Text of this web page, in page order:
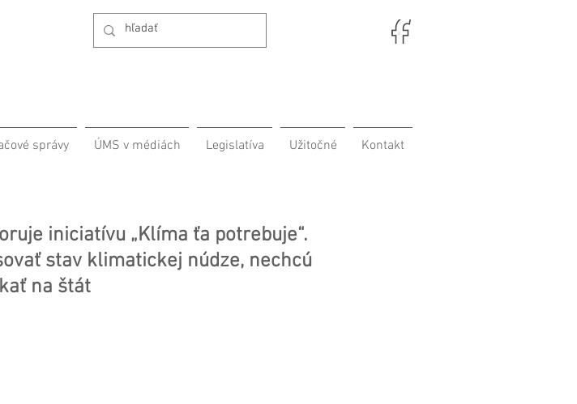
správy ÚMS v médiách Legislatíva Užitočné Kontakt
iniciatívu „Klíma ťa potrebuje“.
stav klimatickej núdze, nechcú
na štát